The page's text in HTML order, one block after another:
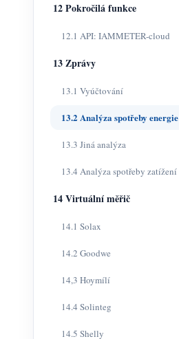
12 Pokročilá funkce
12.1 API: IAMMETER-cloud
13 Zprávy
13.1 Vyúčtování
13.2 Analýza spotřeby energie
13.3 Jiná analýza
13.4 Analýza spotřeby zatížení
14 Virtuální měřič
14.1 Solax
14.2 Goodwe
14,3 Hoymílí
14.4 Solinteg
14.5 Shelly